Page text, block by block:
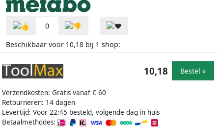
0
Beschikbaar voor 10,18 bij 1 shop:
Verzendkosten: Gratis vanaf € 60
Retourneren: 14 dagen
Levertijd: Voor 22:45 besteld, volgende dag in huis
Betaalmethodes:
10,18 Bestel »